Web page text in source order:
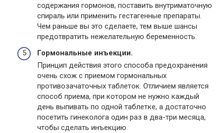
содержания гормонов, поставить внутриматочную
спираль или применить гестагенные препараты.
Чем раньше вы это сделаете, тем выше шансы
предотвратить нежелательную беременность.
Гормональные инъекции.
Принцип действия этого способа предохранения
очень схож с приемом гормональных
противозачаточных таблеток. Отличием является
способ приема, при котором не нужно каждый
день выпивать по одной таблетке, а достаточно
посетить гинеколога один раз в два-три месяца,
чтобы сделать инъекцию.